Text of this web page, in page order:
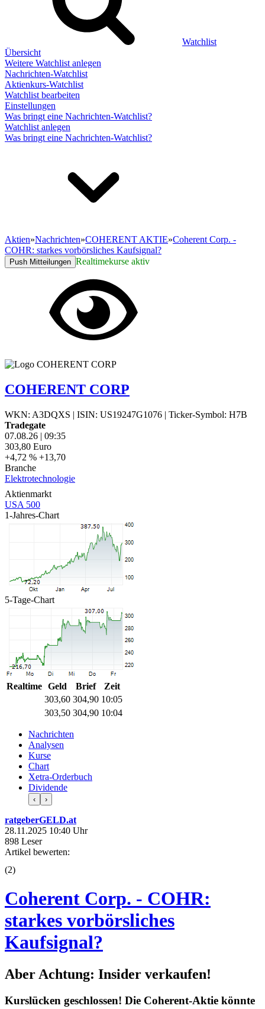
Watchlist
Übersicht
Weitere Watchlist anlegen
Nachrichten-Watchlist
Aktienkurs-Watchlist
Watchlist bearbeiten
Einstellungen
Was bringt eine Nachrichten-Watchlist?
Watchlist anlegen
Was bringt eine Nachrichten-Watchlist?
Aktien»Nachrichten»COHERENT AKTIE»Coherent Corp. -
COHR: starkes vorbörsliches Kaufsignal?
Push Mitteilungen Realtimekurse aktiv
COHERENT CORP
WKN: A3DQXS | ISIN: US19247G1076 | Ticker-Symbol: H7B
Tradegate
07.08.26 | 09:35
303,80 Euro
+4,72 % +13,70
Branche
Elektrotechnologie
Aktienmarkt
USA 500
1-Jahres-Chart
5-Tage-Chart
Realtime Geld Brief
Zeit
303,60 304,90 10:05
303,50 304,90 10:04
Nachrichten
Analysen
Kurse
Chart
Xetra-Orderbuch
Dividende
‹ ›
ratgeberGELD.at
28.11.2025 10:40 Uhr
898 Leser
Artikel bewerten:
(2)
Coherent Corp. - COHR:
starkes vorbörsliches
Kaufsignal?
Aber Achtung: Insider verkaufen!
Kurslücken geschlossen! Die Coherent-Aktie könnte